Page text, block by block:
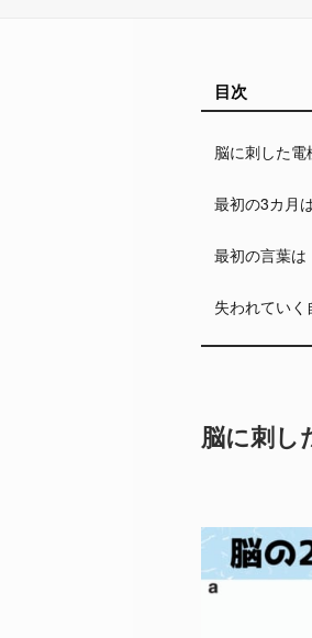
目次
脳に刺した
最初の3カ月
最初の言葉は
失われてい
脳に刺し